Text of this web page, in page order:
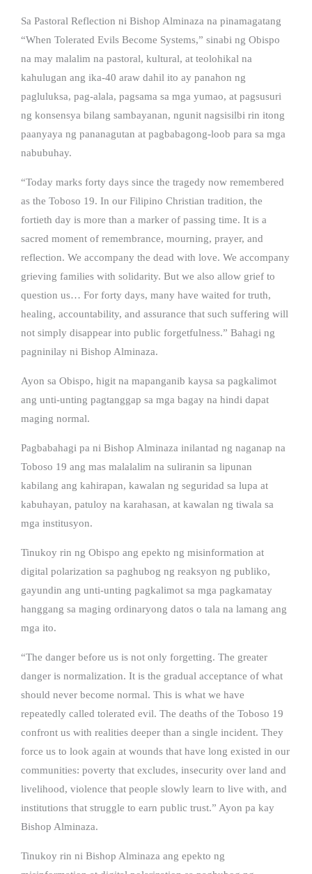
Sa Pastoral Reflection ni Bishop Alminaza na pinamagatang
“When Tolerated Evils Become Systems,” sinabi ng Obispo
na may malalim na pastoral, kultural, at teolohikal na
kahulugan ang ika-40 araw dahil ito ay panahon ng
pagluluksa, pag-alala, pagsama sa mga yumao, at pagsusuri
ng konsensya bilang sambayanan, ngunit nagsisilbi rin itong
paanyaya ng pananagutan at pagbabagong-loob para sa mga
nabubuhay.
“Today marks forty days since the tragedy now remembered
as the Toboso 19. In our Filipino Christian tradition, the
fortieth day is more than a marker of passing time. It is a
sacred moment of remembrance, mourning, prayer, and
reflection. We accompany the dead with love. We accompany
grieving families with solidarity. But we also allow grief to
question us… For forty days, many have waited for truth,
healing, accountability, and assurance that such suffering will
not simply disappear into public forgetfulness.” Bahagi ng
pagninilay ni Bishop Alminaza.
Ayon sa Obispo, higit na mapanganib kaysa sa pagkalimot
ang unti-unting pagtanggap sa mga bagay na hindi dapat
maging normal.
Pagbabahagi pa ni Bishop Alminaza inilantad ng naganap na
Toboso 19 ang mas malalalim na suliranin sa lipunan
kabilang ang kahirapan, kawalan ng seguridad sa lupa at
kabuhayan, patuloy na karahasan, at kawalan ng tiwala sa
mga institusyon.
Tinukoy rin ng Obispo ang epekto ng misinformation at
digital polarization sa paghubog ng reaksyon ng publiko,
gayundin ang unti-unting pagkalimot sa mga pagkamatay
hanggang sa maging ordinaryong datos o tala na lamang ang
mga ito.
“The danger before us is not only forgetting. The greater
danger is normalization. It is the gradual acceptance of what
should never become normal. This is what we have
repeatedly called tolerated evil. The deaths of the Toboso 19
confront us with realities deeper than a single incident. They
force us to look again at wounds that have long existed in our
communities: poverty that excludes, insecurity over land and
livelihood, violence that people slowly learn to live with, and
institutions that struggle to earn public trust.” Ayon pa kay
Bishop Alminaza.
Tinukoy rin ni Bishop Alminaza ang epekto ng